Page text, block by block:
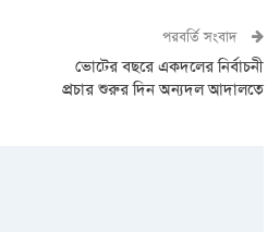
পরবর্তি সংবাদ
ভোটের বছরে একদলের নির্বাচনী
প্রচার শুরুর দিন অন্যদল আদালতে